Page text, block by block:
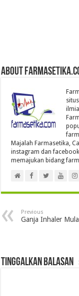
About
Majalah Farmasetika,
instagram dan
memajukan bidang
Previous
Ganja Inhaler
Tinggalkan Balasan